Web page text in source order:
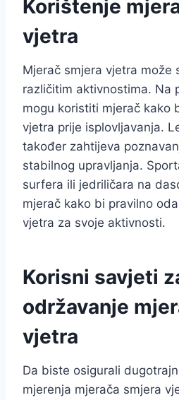
Korištenje
vjetra
Mjerač smjera vjetra može
različitim aktivnostima. Na
mogu koristiti mjerač kako
vjetra prije isplovljavanja.
također zahtijeva
stabilnog upravljanja.
surfera ili jedriličara na
mjerač kako bi pravilno
vjetra za svoje aktivnosti.
Korisni savjeti
održavanje
vjetra
Da biste osigurali
mjerenja mjerača smjera